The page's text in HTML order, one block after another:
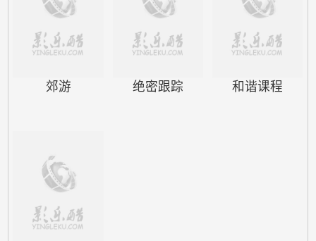
窝藏叛 党、图谋造反为名，将黄
师傅抓走 ... ，为救黄师傅，从徒
弟潜入了关帝厅总部，在此发现了
杀声四…
郊游 绝密跟踪 和谐课程